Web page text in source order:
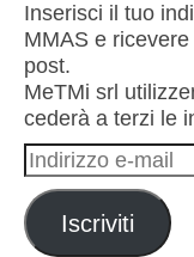
Inserisci il tuo
MMAS e
post.
MeTMi srl
cederà a terzi le
Indirizzo
e-
mail
Iscriviti